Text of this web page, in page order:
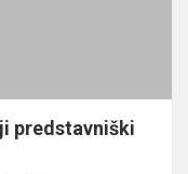
predstavniški